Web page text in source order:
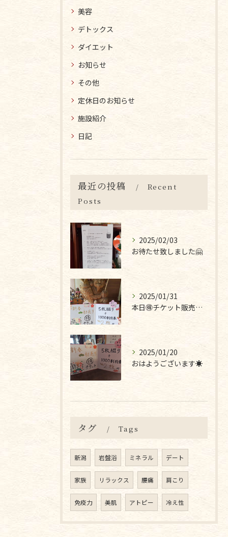
美容
デトックス
ダイエット
お知らせ
その他
定休日のお知らせ
施設紹介
日記
最近の投稿
Recent
Posts
2025/02/03
お待たせ致しました🤗
2025/01/31
本日🉐チケット販売最終日です❣
2025/01/20
おはようございます☀
タグ Tags
新潟 岩盤浴 ミネラル デート
家族 リラックス 腰痛 肩こり
免疫力 美肌 アトピー 冷え性